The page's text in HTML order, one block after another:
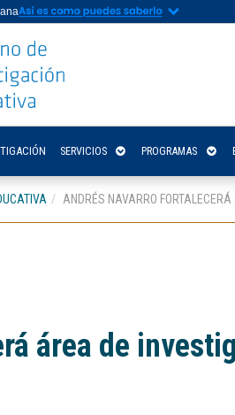
SERVICIOS PROGRAMAS
ANDRÉS NAVARRO
área de